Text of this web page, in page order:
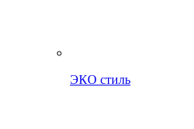
ЭКО стиль